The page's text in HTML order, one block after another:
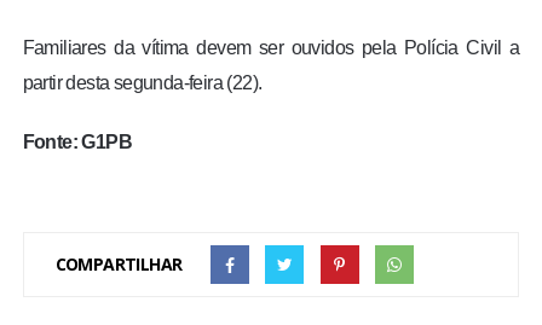
Familiares da vítima devem ser ouvidos pela Polícia Civil a
partir desta segunda-feira (22).
Fonte: G1PB
COMPARTILHAR